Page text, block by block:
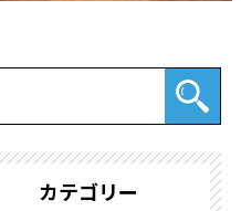
カテゴリー